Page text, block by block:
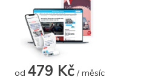
od479 Kč / měsíc